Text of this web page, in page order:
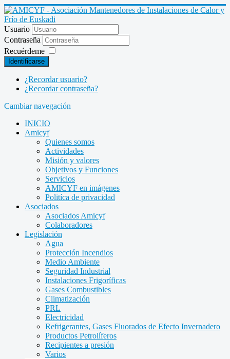
Usuario
Contraseña
Recuérdeme
Identificarse
¿Recordar usuario?
¿Recordar contraseña?
Cambiar navegación
INICIO
Amicyf
Quienes somos
Actividades
Misión y valores
Objetivos y Funciones
Servicios
AMICYF en imágenes
Politíca de privacidad
Asociados
Asociados Amicyf
Colaboradores
Legislación
Agua
Protección Incendios
Medio Ambiente
Seguridad Industrial
Instalaciones Frigoríficas
Gases Combustibles
Climatización
PRL
Electricidad
Refrigerantes, Gases Fluorados de Efecto Invernadero
Productos Petrolíferos
Recipientes a presión
Varios